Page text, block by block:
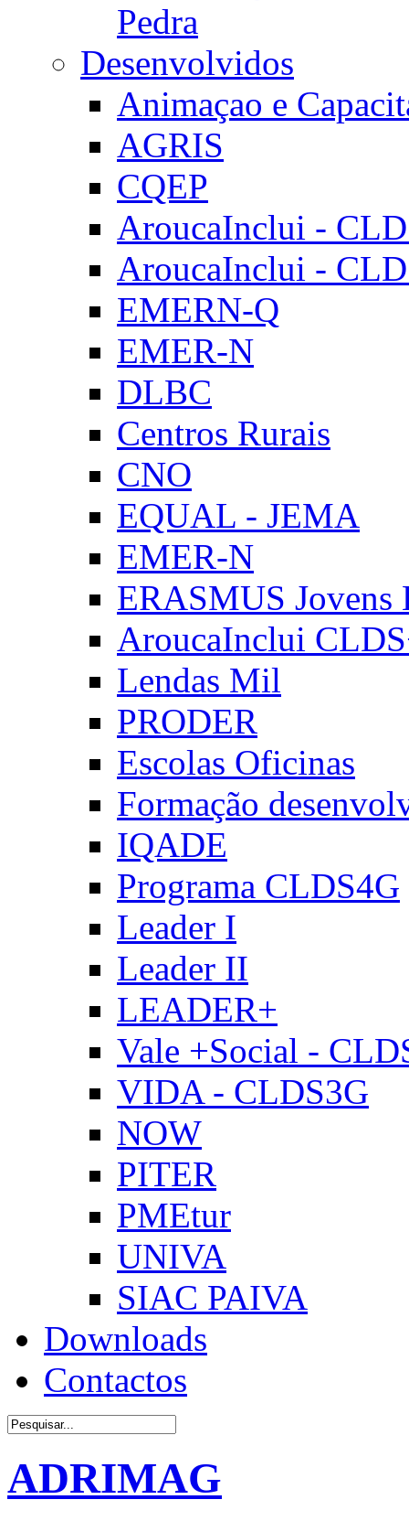
Pedra
Desenvolvidos
Animaçao e
AGRIS
CQEP
AroucaInclui -
AroucaInclui -
EMERN-Q
EMER-N
DLBC
Centros Rurais
CNO
EQUAL - JEMA
EMER-N
ERASMUS Jovens
AroucaInclui
Lendas Mil
PRODER
Escolas Oficinas
Formação
IQADE
Programa CLDS4G
Leader I
Leader II
LEADER+
Vale +Social -
VIDA - CLDS3G
NOW
PITER
PMEtur
UNIVA
SIAC PAIVA
Downloads
Contactos
ADRIMAG